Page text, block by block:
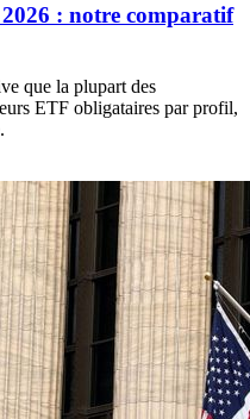
: notre comparatif
que la plupart des
ETF obligataires par profil,